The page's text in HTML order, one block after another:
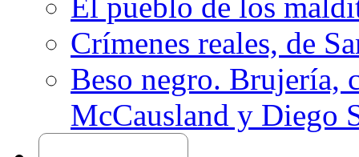
Crímenes reales, de
Beso negro. Brujería,
McCausland y Diego